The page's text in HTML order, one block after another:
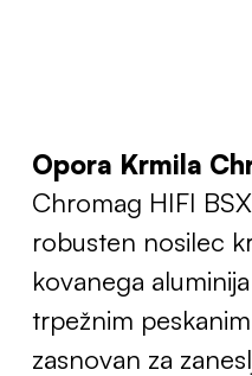
Opora Krmila
Chromag HIFI
robusten nosilec
kovanega
trpežnim
zasnovan za